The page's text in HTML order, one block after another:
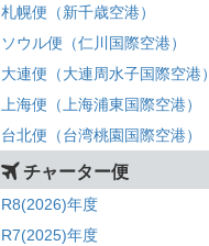
札幌便（新千歳空港）
ソウル便（仁川国際空港）
大連便（大連周水子国際空港）
上海便（上海浦東国際空港）
台北便（台湾桃園国際空港）
チャーター便
R8(2026)年度
R7(2025)年度